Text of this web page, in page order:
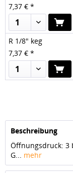
7,37 € *
1
R 1/8" keg
7,37 € *
1
Beschreibung
Öffnungsdruck: 3
G... mehr